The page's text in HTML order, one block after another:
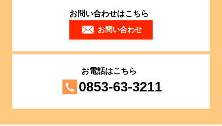
お問い合わせはこちら
お問い合わせ
お電話はこちら
0853-63-3211